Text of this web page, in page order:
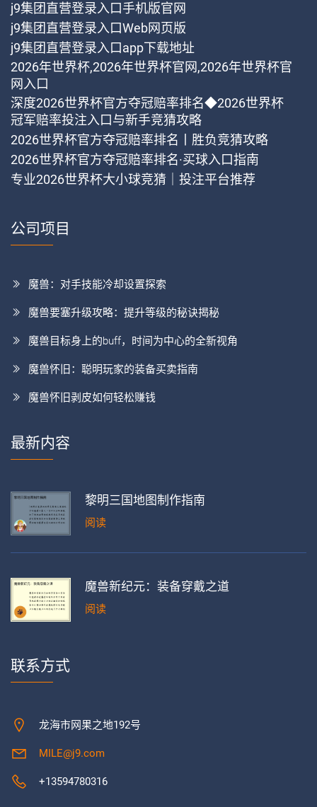
j9集团直营登录入口手机版官网
j9集团直营登录入口Web网页版
j9集团直营登录入口app下载地址
2026年世界杯,2026年世界杯官网,2026年世界杯官
网入口
深度2026世界杯官方夺冠赔率排名◆2026世界杯
冠军赔率投注入口与新手竞猜攻略
2026世界杯官方夺冠赔率排名丨胜负竞猜攻略
2026世界杯官方夺冠赔率排名·买球入口指南
专业2026世界杯大小球竞猜｜投注平台推荐
公司项目
魔兽：对手技能冷却设置探索
魔兽要塞升级攻略：提升等级的秘诀揭秘
魔兽目标身上的buff，时间为中心的全新视角
魔兽怀旧：聪明玩家的装备买卖指南
魔兽怀旧剥皮如何轻松赚钱
最新内容
黎明三国地图制作指南
阅读
魔兽新纪元：装备穿戴之道
阅读
联系方式
龙海市网果之地192号
MILE@j9.com
+13594780316